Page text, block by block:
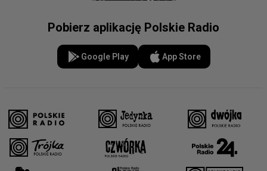
Pobierz aplikację Polskie Radio
Google Play App Store